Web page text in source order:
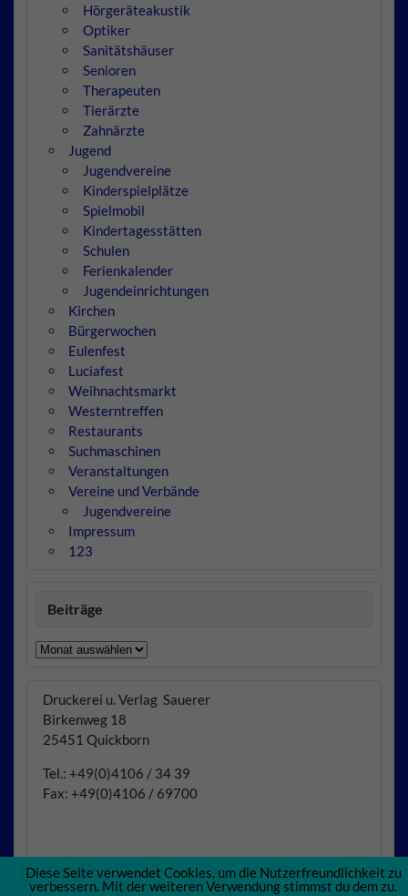
Hörgeräteakustik
Optiker
Sanitätshäuser
Senioren
Therapeuten
Tierärzte
Zahnärzte
Jugend
Jugendvereine
Kinderspielplätze
Spielmobil
Kindertagesstätten
Schulen
Ferienkalender
Jugendeinrichtungen
Kirchen
Bürgerwochen
Eulenfest
Luciafest
Weihnachtsmarkt
Westerntreffen
Restaurants
Suchmaschinen
Veranstaltungen
Vereine und Verbände
Jugendvereine
Impressum
123
Beiträge
Beiträge
Druckerei u. Verlag Sauerer
Birkenweg 18
25451 Quickborn
Tel.: +49(0)4106 / 34 39
Fax: +49(0)4106 / 69700
Diese Seite verwendet Cookies, um die Nutzerfreundlichkeit zu
verbessern. Mit der weiteren Verwendung stimmst du dem zu.